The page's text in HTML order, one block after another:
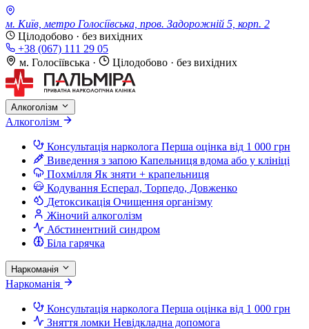
м. Київ, метро Голосіївська, пров. Задорожній 5, корп. 2
Цілодобово · без вихідних
+38 (067) 111 29 05
м. Голосіївська · Цілодобово · без вихідних
Алкоголізм
Алкоголізм
Консультація нарколога Перша оцінка від 1 000 грн
Виведення з запою Капельниця вдома або у клініці
Похмілля Як зняти + крапельниця
Кодування Есперал, Торпедо, Довженко
Детоксикація Очищення організму
Жіночий алкоголізм
Абстинентний синдром
Біла гарячка
Наркоманія
Наркоманія
Консультація нарколога Перша оцінка від 1 000 грн
Зняття ломки Невідкладна допомога